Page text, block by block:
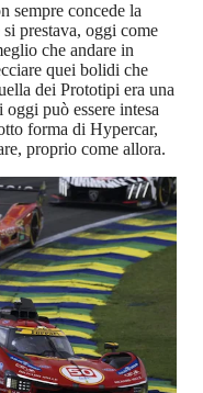
sempre concede la
prestava, oggi come
che andare in
quei bolidi che
dei Prototipi era una
può essere intesa
forma di Hypercar,
proprio come allora.